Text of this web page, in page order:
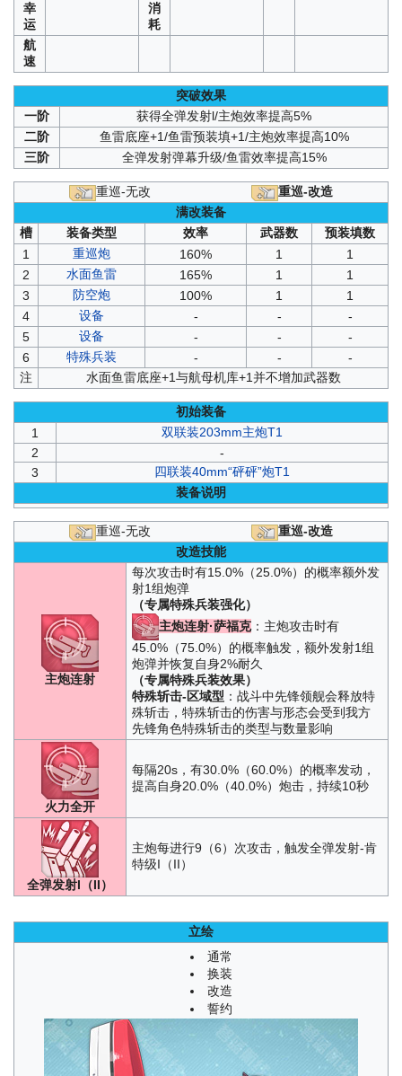
幸
运
消
耗
航
速
突破效果
一阶
获得全弹发射l/主炮效率提高5%
二阶
鱼雷底座+1/鱼雷预装填+1/主炮效率提高10%
三阶
全弹发射弹幕升级/鱼雷效率提高15%
重巡-无改
重巡-改造
满改装备
槽
装备类型 效率 武器数
预装填数
1
重巡炮 160% 1
1
2
水面鱼雷 165% 1
1
3
防空炮 100% 1
1
4
设备 - -
-
5
设备 - -
-
6
特殊兵装 - -
-
注
水面鱼雷底座+1与航母机库+1并不增加武器数
初始装备
1
双联装203mm主炮T1
2
-
3
四联装40mm“砰砰”炮T1
装备说明
重巡-无改
重巡-改造
改造技能
主炮连射
每次攻击时有15.0%（25.0%）的概率额外发
射1组炮弹
（专属特殊兵装强化）
主炮连射·萨福克：主炮攻击时有
45.0%（75.0%）的概率触发，额外发射1组
炮弹并恢复自身2%耐久
（专属特殊兵装效果）
特殊斩击-区域型 ：战斗中先锋领舰会释放特
殊斩击，特殊斩击的伤害与形态会受到我方
先锋角色特殊斩击的类型与数量影响
火力全开
每隔20s，有30.0%（60.0%）的概率发动，
提高自身20.0%（40.0%）炮击，持续10秒
全弹发射I（II）
主炮每进行9（6）次攻击，触发全弹发射-肯
特级I（II）
立绘
通常
换装
改造
誓约